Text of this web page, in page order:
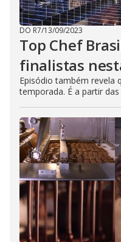
DO R7/13/09/2023
Top Chef
finalistas
Episódio também revela
temporada. É a partir